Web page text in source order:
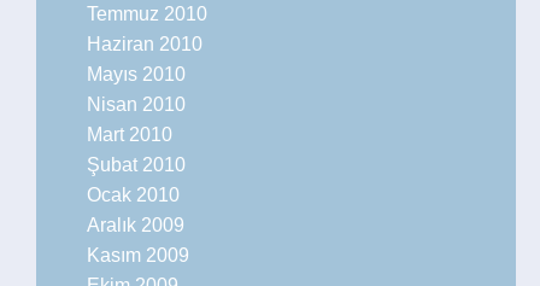
Temmuz 2010
Haziran 2010
Mayıs 2010
Nisan 2010
Mart 2010
Şubat 2010
Ocak 2010
Aralık 2009
Kasım 2009